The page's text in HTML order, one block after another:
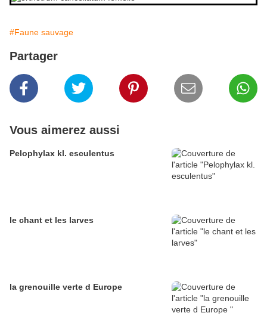
#Faune sauvage
Partager
Vous aimerez aussi
Pelophylax kl. esculentus
le chant et les larves
la grenouille verte d Europe